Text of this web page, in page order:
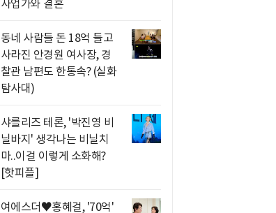
사업가와 결혼
동네 사람들 돈 18억 들고
사라진 안경원 여사장, 경
찰관 남편도 한통속? (실화
탐사대)
샤를리즈 테론, '박진영 비
닐바지' 생각나는 비닐치
마..이걸 이렇게 소화해?
[핫피플]
여에스더♥홍혜걸, '70억'